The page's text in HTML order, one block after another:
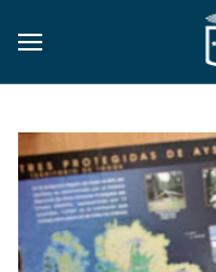
Skip to main content